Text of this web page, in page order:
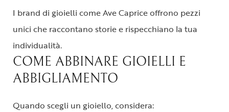
I brand di gioielli come Ave Caprice offrono pezzi
unici che raccontano storie e rispecchiano la tua
individualità.
COME ABBINARE GIOIELLI E
ABBIGLIAMENTO
Quando scegli un gioiello, considera: